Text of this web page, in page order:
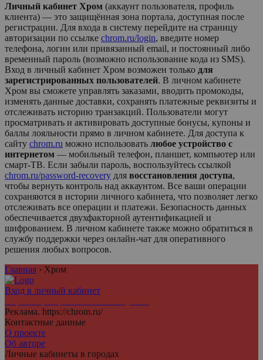
Личный кабинет Хром (аккаунт пользователя, профиль
клиента) — это защищённая зона портала, доступная после
регистрации. Для входа в систему перейдите на страницу
авторизации по ссылке chrom.ru/login, введите номер
телефона, логин или привязанный email, и постоянный либо
временный пароль (возможно использование кода из SMS).
Вход в личный кабинет Хром возможен только для
зарегистрированных пользователей. В личном кабинете
Хром вы сможете управлять заказами, вводить промокоды,
изменять данные доставки, сохранять платежные реквизиты и
отслеживать историю транзакций. Пользователи могут
просматривать и активировать доступные бонусы, купоны и
баллы лояльности прямо в личном кабинете. Для доступа к
сайту chrom.ru можно использовать любое устройство с
интернетом — мобильный телефон, планшет, компьютер или
смарт-ТВ. Если забыли пароль, воспользуйтесь ссылкой
chrom.ru/password-recovery для восстановления доступа,
чтобы вернуть контроль над аккаунтом. Все ваши операции
сохраняются в истории личного кабинета, что позволяет легко
отслеживать все операции и платежи. Безопасность данных
обеспечивается двухфакторной аутентификацией и
шифрованием. В личном кабинете также можно обратиться в
службу поддержки через онлайн-чат для оперативного
решения любых вопросов.
Главная › Хром
Вход в личный кабинет
Реклама. https://chrom.ru/
Контактные данные
О проекте
Об авторе
Личные кабинеты в городах